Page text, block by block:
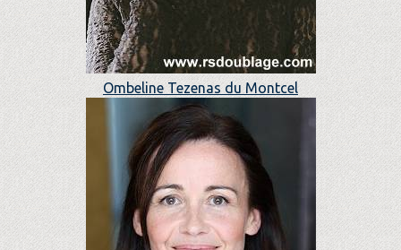
Ombeline Tezenas du Montcel